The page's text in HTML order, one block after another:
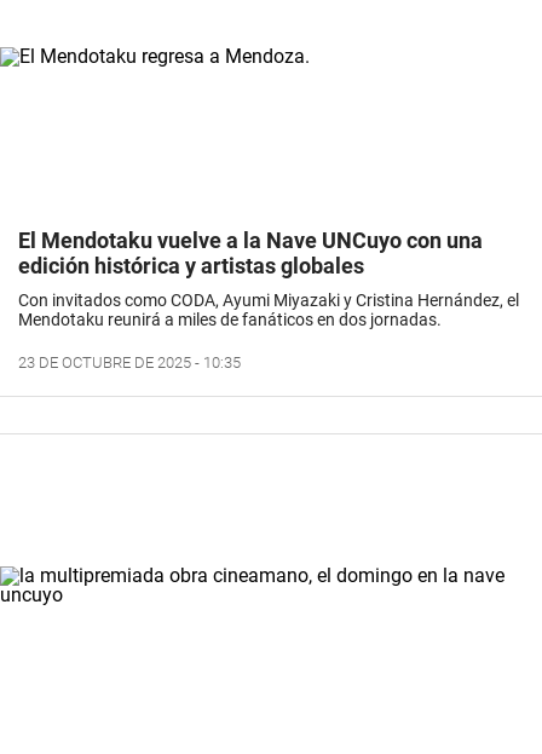
El Mendotaku vuelve a la Nave UNCuyo con una
edición histórica y artistas globales
Con invitados como CODA, Ayumi Miyazaki y Cristina Hernández, el
Mendotaku reunirá a miles de fanáticos en dos jornadas.
23 DE OCTUBRE DE 2025 - 10:35